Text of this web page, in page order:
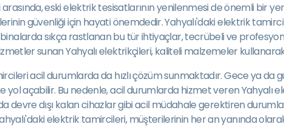
eski elektrik tesisatlarının yenilenmesi de önemli bir
güvenliği için hayati önemdedir. Yahyalı'daki elektrik
sıkça rastlanan bu tür ihtiyaçlar, tecrübeli ve
sunan Yahyalı elektrikçileri, kaliteli malzemeler
acil durumlarda da hızlı çözüm sunmaktadır. Gece ya
yol açabilir. Bu nedenle, acil durumlarda hizmet veren Yahyalı
devre dışı kalan cihazlar gibi acil müdahale gerektiren
elektrik tamircileri, müşterilerinin her an yanında